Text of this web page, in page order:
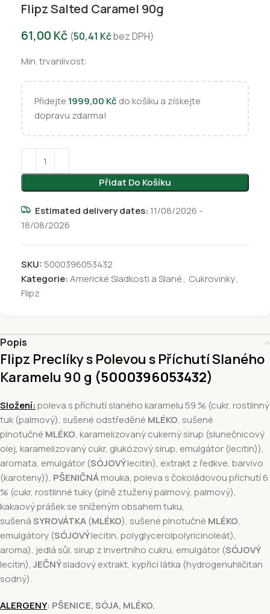
Flipz Salted Caramel 90g
61,00 Kč (50,41 Kčbez DPH)
Min. trvanlivost:
Přidejte 1999,00 Kč do košíku a získejte
dopravu zdarma!
Přidat Do Košíku
Estimated delivery dates: 11/08/2026 -
18/08/2026
SKU:5000396053432
Kategorie:Americké Sladkosti a Slané, Cukrovinky,
Flipz
Popis
Flipz Preclíky s Polevou s Příchutí Slaného
Karamelu 90 g (5000396053432)
Složení:poleva s příchutí slaného karamelu 59 % (cukr, rostlinný
tuk (palmový), sušené odstředěné MLÉKO, sušené
plnotučné MLÉKO, karamelizovaný cukerný sirup (slunečnicový
olej, karamelizovaný cukr, glukózový sirup, emulgátor (lecitin)),
aromata, emulgátor (SÓJOVÝlecitin), extrakt z ředkve, barvivo
(karoteny)), PŠENIČNÁmouka, poleva s čokoládovou příchutí 6
% (cukr, rostlinné tuky (plně ztužený palmový, palmový),
kakaový prášek se sníženým obsahem tuku,
sušenáSYROVÁTKA (MLÉKO), sušené plnotučné MLÉKO,
emulgátory (SÓJOVÝlecitin, polyglycerolpolyricinoleát),
aroma), jedlá sůl, sirup z invertního cukru, emulgátor (SÓJOVÝ
lecitin), JEČNÝsladový extrakt, kypřicí látka (hydrogenuhličitan
sodný).
ALERGENY: PŠENICE, SÓJA, MLÉKO.